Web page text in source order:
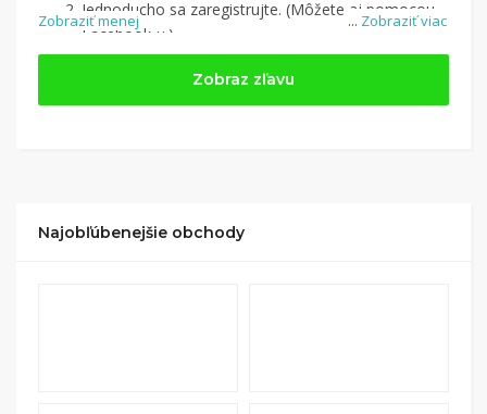
... Zobraziť viac
Jednoducho sa zaregistrujte. (Môžete aj pomocou
Facebook-u.)
Jednoducho sinájdite obchod, pomocou služby
(v ponuke je cca 1 500 obchodov).
Kliknite na tlačidlo „Nakupovať“.(Následne
nákupu, si tieto peniaze môžete dať hneď vyplatiť
Zobraziť menej
Zobraz zľavu
Najobľúbenejšie obchody